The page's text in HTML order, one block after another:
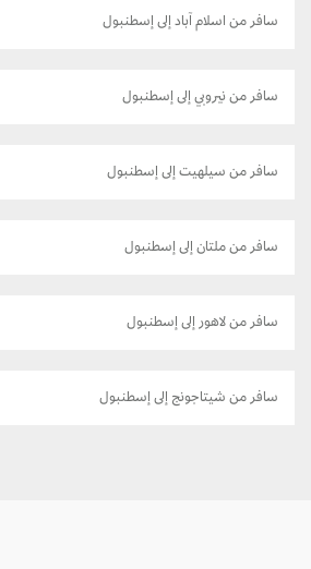
سافر من اسلام آباد إلى إسطنبول
سافر من نيروبي إلى إسطنبول
سافر من سيلهيت إلى إسطنبول
سافر من ملتان إلى إسطنبول
سافر من لاهور إلى إسطنبول
سافر من شيتاجونج إلى إسطنبول